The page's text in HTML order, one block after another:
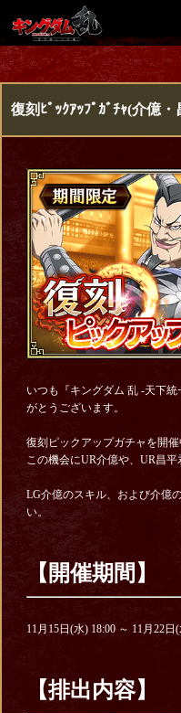
復刻ﾋﾟｯｸｱｯﾌﾟｶﾞﾁｬ(介億・
いつも『キングダム 乱 -天下
がとうございます。
復刻ピックアップガチャを開催
この機会にUR介億や、UR昌平
LG介億のスキル、および介億
い。
【開催期間】
11月15日(水) 18:00 ～ 11月22日
【排出内容】